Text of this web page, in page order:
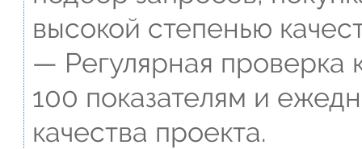
высокой степенью
— Регулярная проверка
100 показателям и
качества проекта.